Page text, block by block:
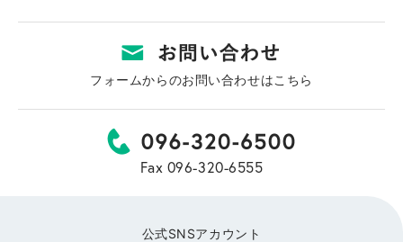
フォームからのお問い合わせはこちら
Fax 096-320-6555
公式SNSアカウント